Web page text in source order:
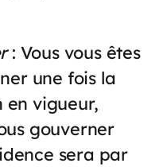
: Vous vous êtes
une fois la
en vigueur,
gouverner
sera par